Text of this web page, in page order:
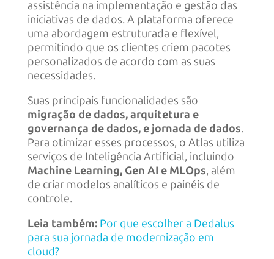
assistência na implementação e gestão das
iniciativas de dados. A plataforma oferece
uma abordagem estruturada e flexível,
permitindo que os clientes criem pacotes
personalizados de acordo com as suas
necessidades.
Suas principais funcionalidades são
migração de dados, arquitetura e
governança de dados, e jornada de dados.
Para otimizar esses processos, o Atlas utiliza
serviços de Inteligência Artificial, incluindo
Machine Learning, Gen AI e MLOps, além
de criar modelos analíticos e painéis de
controle.
Leia também: Por que escolher a Dedalus
para sua jornada de modernização em
cloud?